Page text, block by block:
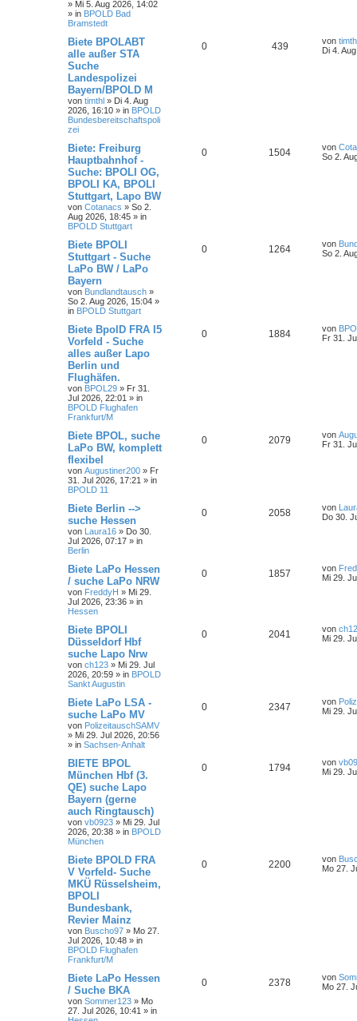
» Mi 5. Aug 2026, 14:02
» in BPOLD Bad
Bramstedt
Biete BPOLABT
alle außer STA
Suche
Landespolizei
Bayern/BPOLD M
von timthl » Di 4. Aug
2026, 16:10 » in BPOLD
Bundesbereitschaftspoli
zei
0 439 von
Di 4.
Biete: Freiburg
Hauptbahnhof -
Suche: BPOLI OG,
BPOLI KA, BPOLI
Stuttgart, Lapo BW
von Cotanacs » So 2.
Aug 2026, 18:45 » in
BPOLD Stuttgart
0 1504 von
So 2.
Biete BPOLI
Stuttgart - Suche
LaPo BW / LaPo
Bayern
von Bundlandtausch »
So 2. Aug 2026, 15:04 »
in BPOLD Stuttgart
0 1264 von
So 2.
Biete BpolD FRA I5
Vorfeld - Suche
alles außer Lapo
Berlin und
Flughäfen.
von BPOL29 » Fr 31.
Jul 2026, 22:01 » in
BPOLD Flughafen
Frankfurt/M
0 1884 von
Fr 31.
Biete BPOL, suche
LaPo BW, komplett
flexibel
von Augustiner200 » Fr
31. Jul 2026, 17:21 » in
BPOLD 11
0 2079 von
Fr 31.
Biete Berlin -->
suche Hessen
von Laura16 » Do 30.
Jul 2026, 07:17 » in
Berlin
0 2058 von
Do 30.
Biete LaPo Hessen
/ suche LaPo NRW
von FreddyH » Mi 29.
Jul 2026, 23:36 » in
Hessen
0 1857 von
Mi 29.
Biete BPOLI
Düsseldorf Hbf
suche Lapo Nrw
von ch123 » Mi 29. Jul
2026, 20:59 » in BPOLD
Sankt Augustin
0 2041 von
Mi 29.
Biete LaPo LSA -
suche LaPo MV
von PolizeitauschSAMV
» Mi 29. Jul 2026, 20:56
» in Sachsen-Anhalt
0 2347 von
Mi 29.
BIETE BPOL
München Hbf (3.
QE) suche Lapo
Bayern (gerne
auch Ringtausch)
von vb0923 » Mi 29. Jul
2026, 20:38 » in BPOLD
München
0 1794 von
Mi 29.
Biete BPOLD FRA
V Vorfeld- Suche
MKÜ Rüsselsheim,
BPOLI
Bundesbank,
Revier Mainz
von Buscho97 » Mo 27.
Jul 2026, 10:48 » in
BPOLD Flughafen
Frankfurt/M
0 2200 von
Mo 27.
Biete LaPo Hessen
/ Suche BKA
von Sommer123 » Mo
27. Jul 2026, 10:41 » in
0 2378 von
Mo 27.